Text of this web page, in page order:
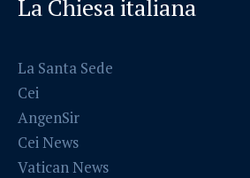
La Chiesa italiana
La Santa Sede
Cei
AngenSir
Cei News
Vatican News